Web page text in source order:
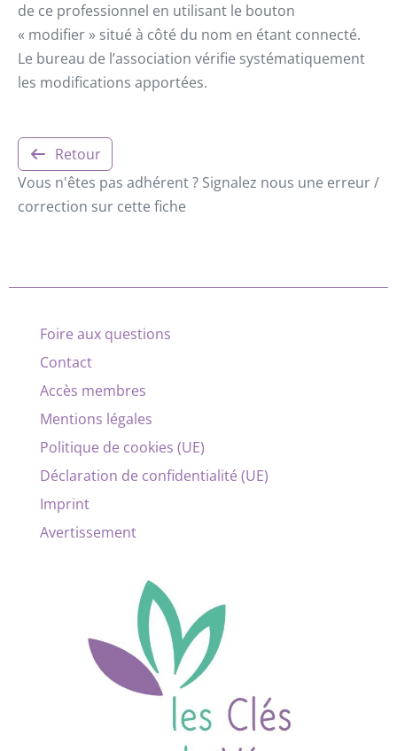
de ce professionnel en utilisant le bouton
« modifier » situé à côté du nom en étant connecté.
Le bureau de l’association vérifie systématiquement
les modifications apportées.
Retour
Vous n'êtes pas adhérent ? Signalez nous une erreur /
correction sur cette fiche
Foire aux questions
Contact
Accès membres
Mentions légales
Politique de cookies (UE)
Déclaration de confidentialité (UE)
Imprint
Avertissement